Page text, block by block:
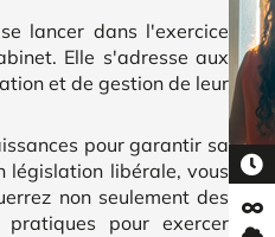
lancer dans l'exercice
Elle s'adresse aux
et de gestion de leur
pour garantir sa
législation libérale, vous
non seulement des
pratiques pour exercer